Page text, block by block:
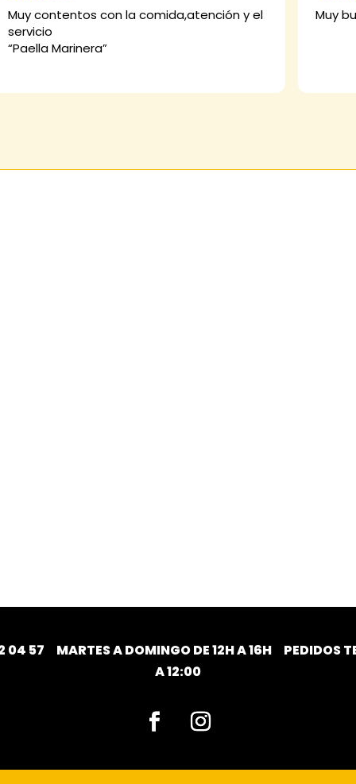
Muy contentos con la comida,atención y el
servicio
“Paella Marinera”
Muy
04 57 MARTES A DOMINGO DE 12H A 16H PEDIDOS
A 12:00